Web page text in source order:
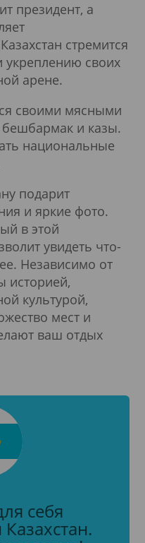
президент, а
стремится
укреплению своих
арене.
своими мясными
и казы.
национальные
подарит
и яркие фото.
в этой
увидеть что-
Независимо от
историей,
культурой,
мест и
ваш отдых
себя